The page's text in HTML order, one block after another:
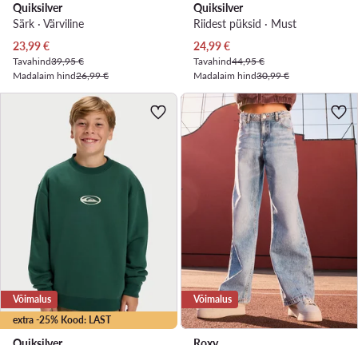
Quiksilver
Särk · Värviline
Praegune hind
23,99€
Tavahind39,95 €
Madalaim hind26,99 €
Quiksilver
Riidest püksid · Must
Praegune hind
24,99€
Tavahind44,95 €
Madalaim hind30,99 €
extra -25% Kood: LAST
Võimalus Võimalus